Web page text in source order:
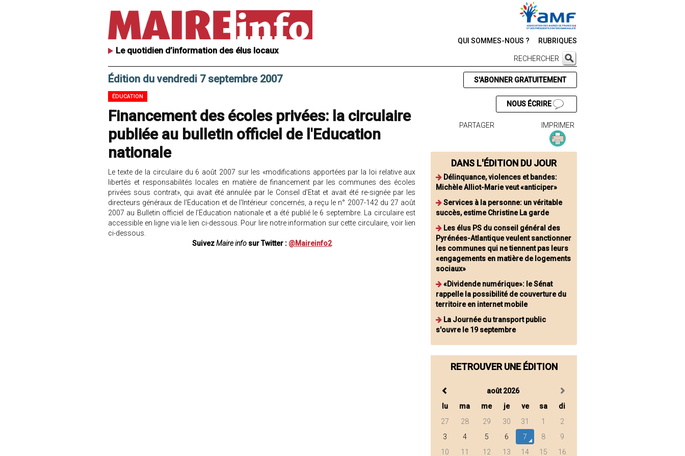
Le quotidien d’information des élus locaux
QUI SOMMES-NOUS ? RUBRIQUES
RECHERCHER
Édition du vendredi 7 septembre 2007
ÉDUCATION
Financement des écoles privées: la circulaire
publiée au bulletin officiel de l'Education
nationale
Le texte de la circulaire du 6 août 2007 sur les «modifications apportées par la loi relative aux
libertés et responsabilités locales en matière de financement par les communes des écoles
privées sous contrat», qui avait été annulée par le Conseil d’Etat et avait été re-signée par les
directeurs généraux de l'Education et de l'Intérieur concernés, a reçu le n° 2007-142 du 27 août
2007 au Bulletin officiel de l’Education nationale et a été publié le 6 septembre. La circulaire est
accessible en ligne via le lien ci-dessous. Pour lire notre information sur cette circulaire, voir lien
ci-dessous.
SuivezMaire infosur Twitter : @Maireinfo2
S'ABONNER GRATUITEMENT
NOUS ÉCRIRE
PARTAGER IMPRIMER
DANS L'ÉDITION DU JOUR
Délinquance, violences et bandes:
Michèle Alliot-Marie veut «anticiper»
Services à la personne: un véritable
succès, estime Christine La garde
Les élus PS du conseil général des
Pyrénées-Atlantique veulent sanctionner
les communes qui ne tiennent pas leurs
«engagements en matière de logements
sociaux»
«Dividende numérique»: le Sénat
rappelle la possibilité de couverture du
territoire en internet mobile
La Journée du transport public
s'ouvre le 19 septembre
RETROUVER UNE ÉDITION
août 2026
lu
ma me je ve sa
di
27
28 29 30 31 1
2
3
4 5 6 7 8
9
10
11 12 13 14 15 16